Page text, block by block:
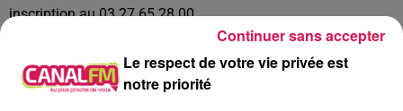
inscription au 03 27 65 28 00.
Le Centre Commercial d’Action Social de maubeuge organise
un atelier d’ le jeudi 28 mars pour les personnes âgées de
plus de 60 ans résidant à Maubeuge. Les inscriptions sont
Le respect de votre vie privée est
notre priorité
Continuer sans accepter